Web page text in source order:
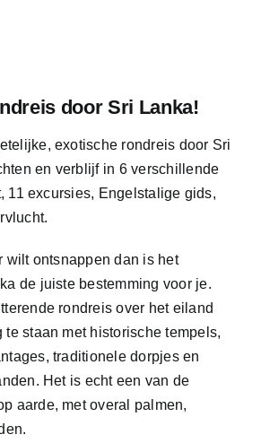
door Sri Lanka!
exotische rondreis door Sri
en verblijf in 6 verschillende
11 excursies, Engelstalige gids,
wilt ontsnappen dan is het
de juiste bestemming voor je.
rondreis over het eiland
te staan met historische tempels,
traditionele dorpjes en
Het is echt een van de
aarde, met overal palmen,